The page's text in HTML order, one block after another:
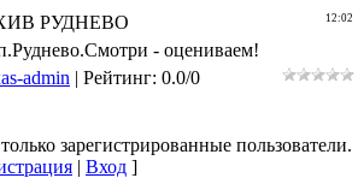
12:02
РУДНЕВО
- оцениваем!
admin | Рейтинг: 0.0/0
зарегистрированные пользователи.
| Вход ]